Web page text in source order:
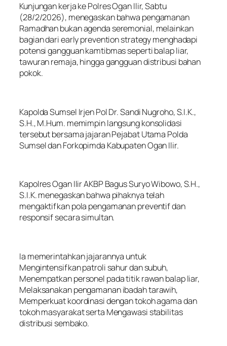
Kunjungan kerja ke Polres Ogan Ilir, Sabtu
(28/2/2026), menegaskan bahwa pengamanan
Ramadhan bukan agenda seremonial, melainkan
bagian dari early prevention strategy menghadapi
potensi gangguan kamtibmas seperti balap liar,
tawuran remaja, hingga gangguan distribusi bahan
pokok.
Kapolda Sumsel Irjen Pol Dr. Sandi Nugroho, S.I.K.,
S.H., M.Hum. memimpin langsung konsolidasi
tersebut bersama jajaran Pejabat Utama Polda
Sumsel dan Forkopimda Kabupaten Ogan Ilir.
Kapolres Ogan Ilir AKBP Bagus Suryo Wibowo, S.H.,
S.I.K. menegaskan bahwa pihaknya telah
mengaktifkan pola pengamanan preventif dan
responsif secara simultan.
Ia memerintahkan jajarannya untuk
Mengintensifkan patroli sahur dan subuh,
Menempatkan personel pada titik rawan balap liar,
Melaksanakan pengamanan ibadah tarawih,
Memperkuat koordinasi dengan tokoh agama dan
tokoh masyarakat serta Mengawasi stabilitas
distribusi sembako.